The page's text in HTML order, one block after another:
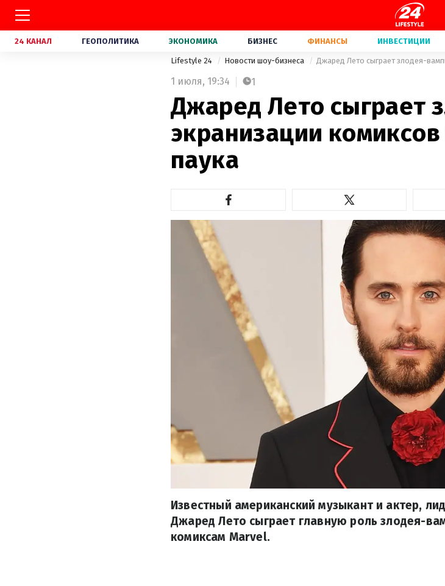
24 КАНАЛ ГЕОПОЛИТИКА ЭКОНОМИКА БИЗНЕС ФИНАНСЫ ИНВЕСТИЦИИ
Lifestyle 24 Новости шоу-бизнеса Джаред Лето сыграет злодея-
1 июля, 19:34 1
Джаред Лето сыграет
экранизации
паука
Известный американский музыкант и актер,
Джаред Лето сыграет главную роль злодея-
комиксам Marvel.